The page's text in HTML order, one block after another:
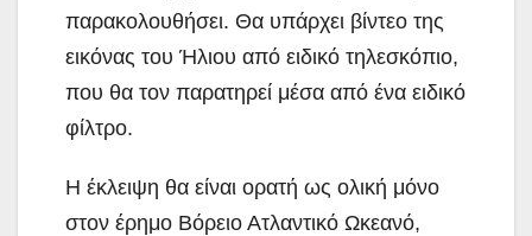
παρακολουθήσει. Θα υπάρχει βίντεο της
εικόνας του Ήλιου από ειδικό τηλεσκόπιο,
που θα τον παρατηρεί μέσα από ένα ειδικό
φίλτρο.
Η έκλειψη θα είναι ορατή ως ολική μόνο
στον έρημο Βόρειο Ατλαντικό Ωκεανό,